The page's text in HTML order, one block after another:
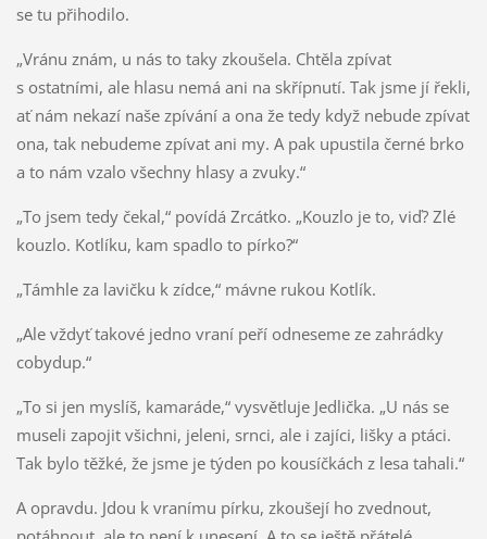
se tu přihodilo.
„Vránu znám, u nás to taky zkoušela. Chtěla zpívat
s ostatními, ale hlasu nemá ani na skřípnutí. Tak jsme jí řekli,
ať nám nekazí naše zpívání a ona že tedy když nebude zpívat
ona, tak nebudeme zpívat ani my. A pak upustila černé brko
a to nám vzalo všechny hlasy a zvuky.“
„To jsem tedy čekal,“ povídá Zrcátko. „Kouzlo je to, viď? Zlé
kouzlo. Kotlíku, kam spadlo to pírko?“
„Támhle za lavičku k zídce,“ mávne rukou Kotlík.
„Ale vždyť takové jedno vraní peří odneseme ze zahrádky
cobydup.“
„To si jen myslíš, kamaráde,“ vysvětluje Jedlička. „U nás se
museli zapojit všichni, jeleni, srnci, ale i zajíci, lišky a ptáci.
Tak bylo těžké, že jsme je týden po kousíčkách z lesa tahali.“
A opravdu. Jdou k vranímu pírku, zkoušejí ho zvednout,